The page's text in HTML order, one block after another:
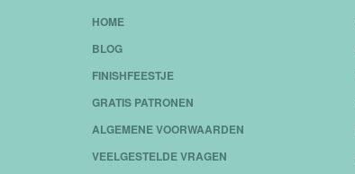
HOME
BLOG
FINISHFEESTJE
GRATIS PATRONEN
ALGEMENE VOORWAARDEN
VEELGESTELDE VRAGEN